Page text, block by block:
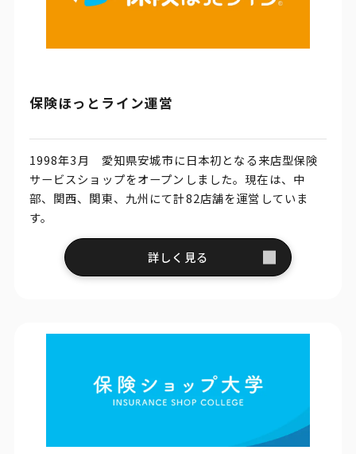
保険ほっとライン運営
1998年3月 愛知県安城市に日本初となる来店型保険
サービスショップをオープンしました。現在は、中
部、関西、関東、九州にて計82店舗を運営していま
す。
詳しく見る